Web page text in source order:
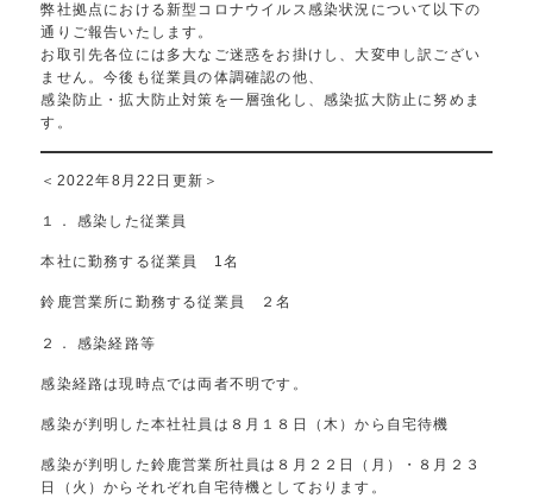
弊社拠点における新型コロナウイルス感染状況について以下の
通りご報告いたします。
お取引先各位には多大なご迷惑をお掛けし、大変申し訳ござい
ません。今後も従業員の体調確認の他、
感染防止・拡大防止対策を一層強化し、感染拡大防止に努めま
す。
＜2022年8月22日更新＞
１． 感染した従業員
本社に勤務する従業員 1名
鈴鹿営業所に勤務する従業員 ２名
２． 感染経路等
感染経路は現時点では両者不明です。
感染が判明した本社社員は８月１８日（木）から自宅待機
感染が判明した鈴鹿営業所社員は８月２２日（月）・８月２３
日（火）からそれぞれ自宅待機としております。